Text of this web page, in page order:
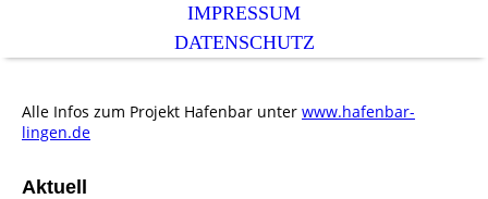
IMPRESSUM
DATENSCHUTZ
Alle Infos zum Projekt Hafenbar unter www.hafenbar-
lingen.de
Aktuell